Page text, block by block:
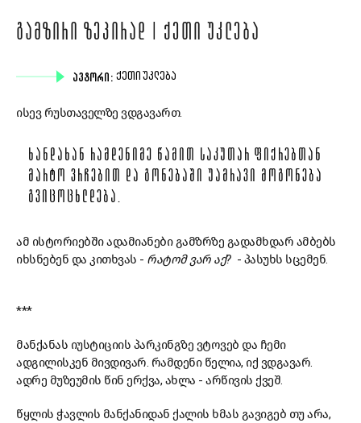
ᲒᲐᲛᲖᲘᲠᲘ ᲖᲔᲞᲘᲠᲐᲓ | ᲥᲔᲗᲘ ᲣᲙᲚᲔᲑᲐ
ᲐᲕᲢᲝᲠᲘ: ᲥᲔᲗᲘ ᲣᲙᲚᲔᲑᲐ
ისევ რუსთაველზე ვდგავართ.
ᲮᲐᲜᲓᲐᲮᲐᲜ ᲠᲐᲛᲓᲔᲜᲘᲛᲔ ᲬᲐᲛᲘᲗ ᲡᲐᲙᲣᲗᲐᲠ ᲤᲘᲥᲠᲔᲑᲗᲐᲜ
ᲛᲐᲠᲢᲝ ᲕᲠᲩᲔᲑᲘᲗ ᲓᲐ ᲒᲝᲜᲔᲑᲐᲨᲘ ᲣᲐᲛᲠᲐᲕᲘ ᲛᲝᲒᲝᲜᲔᲑᲐ
ᲒᲕᲘᲪᲝᲪᲮᲚᲓᲔᲑᲐ.
ამ ისტორიებში ადამიანები გამზრზე გადამხდარ ამბებს
იხსნებენ და კითხვას - რატომ ვარ აქ? - პასუხს სცემენ.
***
მანქანას იუსტიციის პარკინგზე ვტოვებ და ჩემი
ადგილისკენ მივდივარ. რამდენი წელია, იქ ვდგავარ.
ადრე მუზეუმის წინ ერქვა, ახლა - არწივის ქვეშ.
წყლის ჭავლის მანქანიდან ქალის ხმას გავიგებ თუ არა,